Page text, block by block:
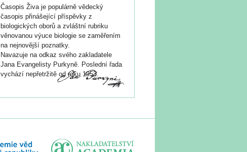
Časopis Živa je populárně vědecký
časopis přinášející příspěvky z
biologických oborů a zvláštní rubriku
věnovanou výuce biologie se zaměřením
na nejnovější poznatky.
Navazuje na odkaz svého zakladatele
Jana Evangelisty Purkyně. Poslední řada
vychází nepřetržitě od roku 1953.